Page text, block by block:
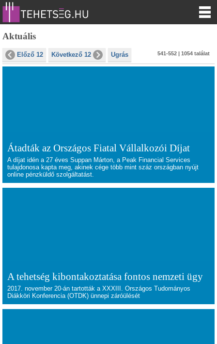
Aktuális
Előző 12 Következő 12 Ugrás 541-552 | 1054 találat
Átadták az Országos Fiatal Vállalkozói Díjat
A díjat idén a 27 éves Suppan Márton, a Peak Financial Services
tulajdonosa kapta meg, akinek cége több mint száz országban nyújt
online pénzküldő szolgáltatást.
A tehetség kibontakoztatása fontos nemzeti ügy
2017. november 20-án tartották a XXXIII. Országos Tudományos
Diákköri Konferencia (OTDK) ünnepi záróülését